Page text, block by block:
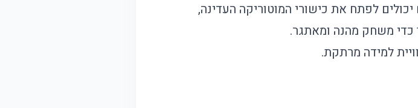
לפתח את כישורי המוטוריקה העדינה,
כדי משחק מהנה ומאתגר.
למידה מרתקת.